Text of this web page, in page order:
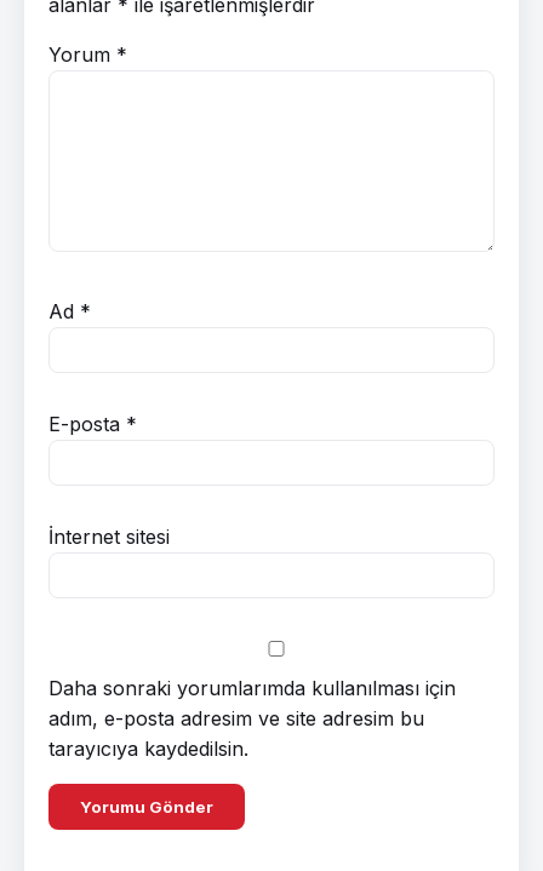
alanlar * ile işaretlenmişlerdir
Yorum *
Ad *
E-posta *
İnternet sitesi
Daha sonraki yorumlarımda kullanılması için
adım, e-posta adresim ve site adresim bu
tarayıcıya kaydedilsin.